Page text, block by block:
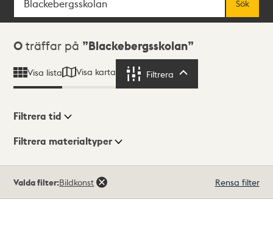
Sök
Sökresultat
0 träffar på Blackebergsskolan
Visa lista Visa karta Filtrera
Visningsläge
Filtrera tid
Filtrera materialtyper
träffar
Valda filter:Bildkonst Rensa filter